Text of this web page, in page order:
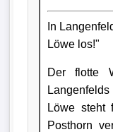
In
Löwe los!"
Der flotte
Löwe steht
Posthorn